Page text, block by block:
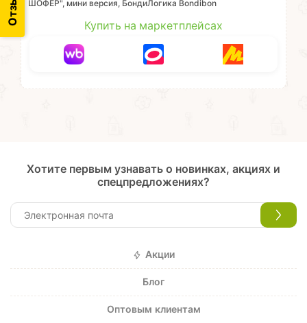
ШОФЁР", мини версия, БондиЛогика Bondibon
Купить на маркетплейсах
Хотите первым узнавать о новинках, акциях и
спецпредложениях?
Акции
Блог
Оптовым клиентам